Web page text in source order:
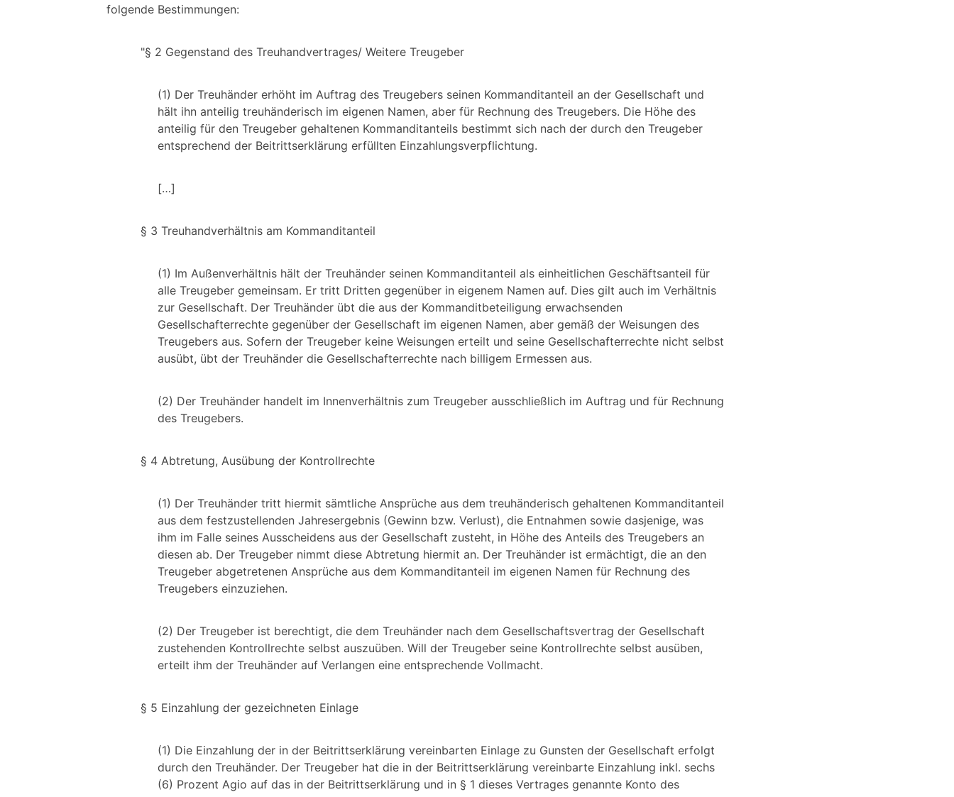
folgende Bestimmungen:
"§ 2 Gegenstand des Treuhandvertrages/ Weitere Treugeber
(1) Der Treuhänder erhöht im Auftrag des Treugebers seinen Kommanditanteil an der Gesellschaft und
hält ihn anteilig treuhänderisch im eigenen Namen, aber für Rechnung des Treugebers. Die Höhe des
anteilig für den Treugeber gehaltenen Kommanditanteils bestimmt sich nach der durch den Treugeber
entsprechend der Beitrittserklärung erfüllten Einzahlungsverpflichtung.
[…]
§ 3 Treuhandverhältnis am Kommanditanteil
(1) Im Außenverhältnis hält der Treuhänder seinen Kommanditanteil als einheitlichen Geschäftsanteil für
alle Treugeber gemeinsam. Er tritt Dritten gegenüber in eigenem Namen auf. Dies gilt auch im Verhältnis
zur Gesellschaft. Der Treuhänder übt die aus der Kommanditbeteiligung erwachsenden
Gesellschafterrechte gegenüber der Gesellschaft im eigenen Namen, aber gemäß der Weisungen des
Treugebers aus. Sofern der Treugeber keine Weisungen erteilt und seine Gesellschafterrechte nicht selbst
ausübt, übt der Treuhänder die Gesellschafterrechte nach billigem Ermessen aus.
(2) Der Treuhänder handelt im Innenverhältnis zum Treugeber ausschließlich im Auftrag und für Rechnung
des Treugebers.
§ 4 Abtretung, Ausübung der Kontrollrechte
(1) Der Treuhänder tritt hiermit sämtliche Ansprüche aus dem treuhänderisch gehaltenen Kommanditanteil
aus dem festzustellenden Jahresergebnis (Gewinn bzw. Verlust), die Entnahmen sowie dasjenige, was
ihm im Falle seines Ausscheidens aus der Gesellschaft zusteht, in Höhe des Anteils des Treugebers an
diesen ab. Der Treugeber nimmt diese Abtretung hiermit an. Der Treuhänder ist ermächtigt, die an den
Treugeber abgetretenen Ansprüche aus dem Kommanditanteil im eigenen Namen für Rechnung des
Treugebers einzuziehen.
(2) Der Treugeber ist berechtigt, die dem Treuhänder nach dem Gesellschaftsvertrag der Gesellschaft
zustehenden Kontrollrechte selbst auszuüben. Will der Treugeber seine Kontrollrechte selbst ausüben,
erteilt ihm der Treuhänder auf Verlangen eine entsprechende Vollmacht.
§ 5 Einzahlung der gezeichneten Einlage
(1) Die Einzahlung der in der Beitrittserklärung vereinbarten Einlage zu Gunsten der Gesellschaft erfolgt
durch den Treuhänder. Der Treugeber hat die in der Beitrittserklärung vereinbarte Einzahlung inkl. sechs
(6) Prozent Agio auf das in der Beitrittserklärung und in § 1 dieses Vertrages genannte Konto des